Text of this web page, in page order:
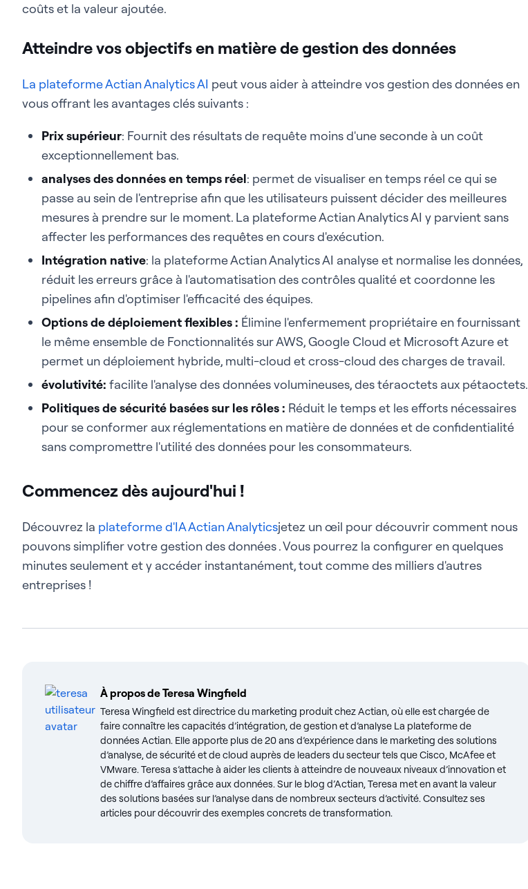
coûts et la valeur ajoutée.
Atteindre vos objectifs en matière de gestion des données
La plateforme Actian Analytics AI peut vous aider à atteindre vos gestion des données en
vous offrant les avantages clés suivants :
Prix supérieur: Fournit des résultats de requête moins d'une seconde à un coût
exceptionnellement bas.
analyses des données en temps réel: permet de visualiser en temps réel ce qui se
passe au sein de l'entreprise afin que les utilisateurs puissent décider des meilleures
mesures à prendre sur le moment. La plateforme Actian Analytics AI y parvient sans
affecter les performances des requêtes en cours d'exécution.
Intégration native: la plateforme Actian Analytics AI analyse et normalise les données,
réduit les erreurs grâce à l'automatisation des contrôles qualité et coordonne les
pipelines afin d'optimiser l'efficacité des équipes.
Options de déploiement flexibles : Élimine l'enfermement propriétaire en fournissant
le même ensemble de Fonctionnalités sur AWS, Google Cloud et Microsoft Azure et
permet un déploiement hybride, multi-cloud et cross-cloud des charges de travail.
évolutivité: facilite l'analyse des données volumineuses, des téraoctets aux pétaoctets.
Politiques de sécurité basées sur les rôles : Réduit le temps et les efforts nécessaires
pour se conformer aux réglementations en matière de données et de confidentialité
sans compromettre l'utilité des données pour les consommateurs.
Commencez dès aujourd'hui !
Découvrez la plateforme d'IA Actian Analyticsjetez un œil pour découvrir comment nous
pouvons simplifier votre gestion des données . Vous pourrez la configurer en quelques
minutes seulement et y accéder instantanément, tout comme des milliers d'autres
entreprises !
À propos deTeresa Wingfield
Teresa Wingfield est directrice du marketing produit chez Actian, où elle est chargée de
faire connaître les capacités d’intégration, de gestion et d’analyse La plateforme de
données Actian. Elle apporte plus de 20 ans d’expérience dans le marketing des solutions
d’analyse, de sécurité et de cloud auprès de leaders du secteur tels que Cisco, McAfee et
VMware. Teresa s’attache à aider les clients à atteindre de nouveaux niveaux d’innovation et
de chiffre d’affaires grâce aux données. Sur le blog d’Actian, Teresa met en avant la valeur
des solutions basées sur l’analyse dans de nombreux secteurs d’activité. Consultez ses
articles pour découvrir des exemples concrets de transformation.